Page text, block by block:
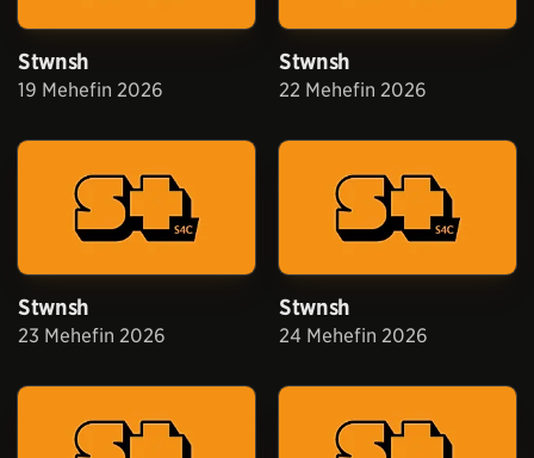
Stwnsh
19 Mehefin 2026
Stwnsh
22 Mehefin 2026
Stwnsh
23 Mehefin 2026
Stwnsh
24 Mehefin 2026